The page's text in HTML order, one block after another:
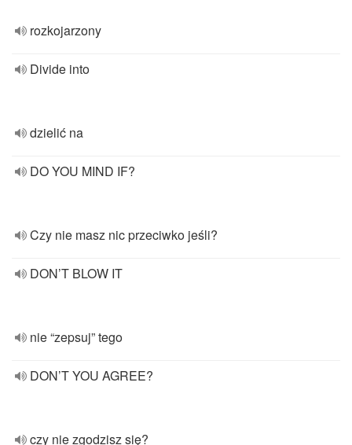
rozkojarzony
Divide into
dzielić na
DO YOU MIND IF?
Czy nie masz nic przeciwko jeśli?
DON’T BLOW IT
nie “zepsuj” tego
DON’T YOU AGREE?
czy nie zgodzisz się?